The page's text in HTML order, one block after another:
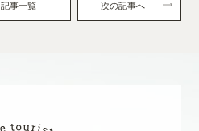
記事一覧 次の記事へ